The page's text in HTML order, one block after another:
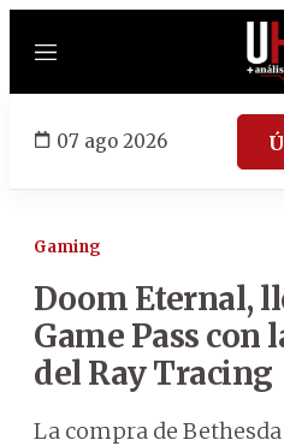
Menú
07 ago 2026
Gaming
Doom Eternal,
Game Pass con
del Ray Tracing
La compra de